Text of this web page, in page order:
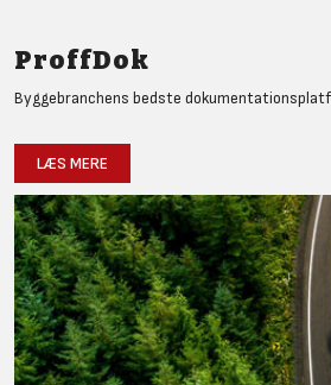
ProffDok
Byggebranchens bedste
LÆS MERE